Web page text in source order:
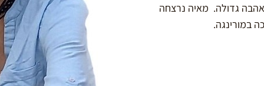
גדולה. מאיה נרצחה